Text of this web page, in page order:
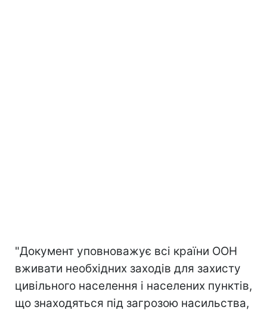
"Документ уповноважує всі країни ООН
вживати необхідних заходів для захисту
цивільного населення і населених пунктів,
що знаходяться під загрозою насильства,